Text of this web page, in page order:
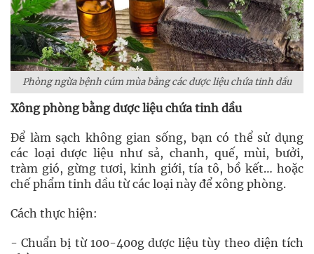
Phòng ngừa bệnh cúm mùa bằng các dược liệu chứa tinh dầu
Xông phòng bằng dược liệu chứa tinh dầu
Để làm sạch không gian sống, bạn có thể sử dụng
các loại dược liệu như sả, chanh, quế, mùi, bưởi,
tràm gió, gừng tươi, kinh giới, tía tô, bồ kết… hoặc
chế phẩm tinh dầu từ các loại này để xông phòng.
Cách thực hiện:
- Chuẩn bị từ 100-400g dược liệu tùy theo diện tích